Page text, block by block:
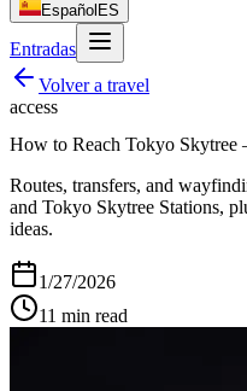
Español ES
Entradas
Volver a travel
access
How to Reach Tokyo Skytree
Routes, transfers, and
and Tokyo Skytree Stations,
ideas.
1/27/2026
11 min read